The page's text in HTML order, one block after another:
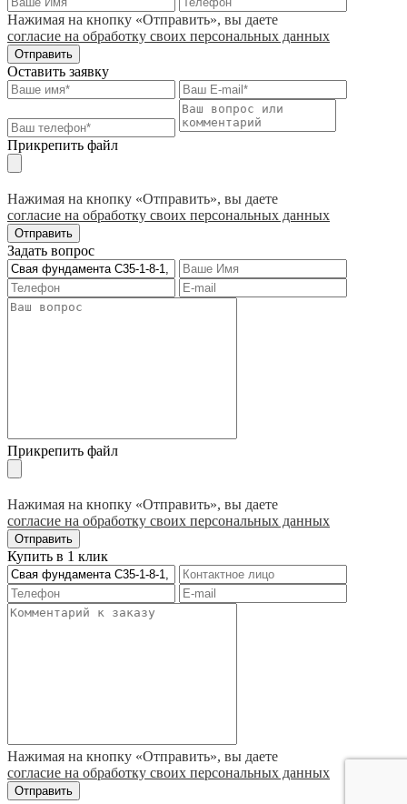
Нажимая на кнопку «Отправить», вы даете
согласие на обработку своих персональных данных
Отправить
Оставить заявку
Прикрепить файл
Нажимая на кнопку «Отправить», вы даете
согласие на обработку своих персональных данных
Отправить
Задать вопрос
Прикрепить файл
Нажимая на кнопку «Отправить», вы даете
согласие на обработку своих персональных данных
Отправить
Купить в 1 клик
Нажимая на кнопку «Отправить», вы даете
согласие на обработку своих персональных данных
Отправить